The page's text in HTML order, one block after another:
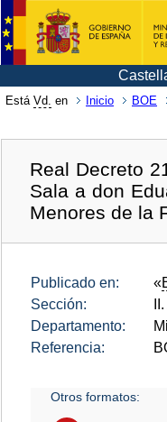
Está Vd. en Inicio BOE
Real Decreto
Sala a don
Menores de la
Publicado en: «
Sección:
Departamento:
Referencia:
Otros formatos: